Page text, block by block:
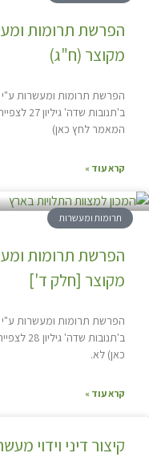
הפרשת תרומות
מקוצר (ח"ג)
הפרשת תרומות ומעשרות
ב'תנובות
המאמר לחץ כאן)
קרא עוד »
תרומות ומעשרות
הפרשת תרומות
מקוצר [חלק ד']
הפרשת תרומות ומעשרות
כאן) לא.
קרא עוד »
קיצור דיני וידוי